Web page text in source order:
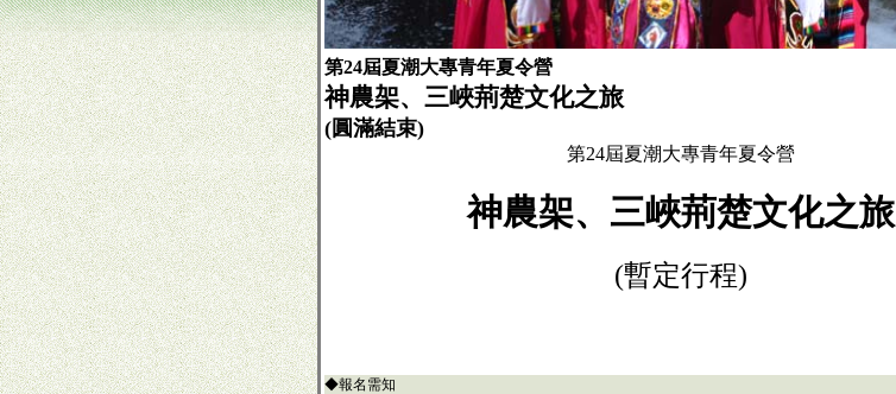
第24屆夏潮大專青年夏令營
神農架、三峽荊楚文化之旅
(圓滿結束)
第24屆夏潮大專青年夏令營
神農架、三峽荊楚文化之旅
(暫定行程)
◆報名需知